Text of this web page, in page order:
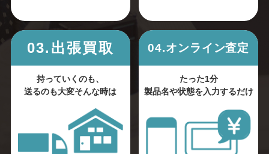
03.出張買取
持っていくのも、
送るのも大変そんな時は
04.オンライン査定
たった1分
製品名や状態を入力するだけ